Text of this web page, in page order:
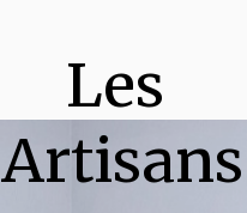
Les
Artisans